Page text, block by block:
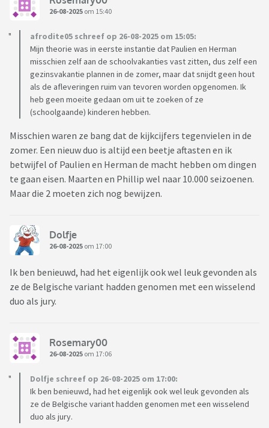
26-08-2025 om 15:40
afrodite05 schreef op 26-08-2025 om 15:05:
Mijn theorie was in eerste instantie dat Paulien en Herman
misschien zelf aan de schoolvakanties vast zitten, dus zelf een
gezinsvakantie plannen in de zomer, maar dat snijdt geen hout
als de afleveringen ruim van tevoren worden opgenomen. Ik
heb geen moeite gedaan om uit te zoeken of ze
(schoolgaande) kinderen hebben.
Misschien waren ze bang dat de kijkcijfers tegenvielen in de
zomer. Een nieuw duo is altijd een beetje aftasten en ik
betwijfel of Paulien en Herman de macht hebben om dingen
te gaan eisen. Maarten en Phillip wel naar 10.000 seizoenen.
Maar die 2 moeten zich nog bewijzen.
Dolfje
26-08-2025 om 17:00
Ik ben benieuwd, had het eigenlijk ook wel leuk gevonden als
ze de Belgische variant hadden genomen met een wisselend
duo als jury.
Rosemary00
26-08-2025 om 17:06
Dolfje schreef op 26-08-2025 om 17:00:
Ik ben benieuwd, had het eigenlijk ook wel leuk gevonden als
ze de Belgische variant hadden genomen met een wisselend
duo als jury.